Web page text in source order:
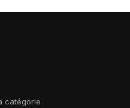
catégorie